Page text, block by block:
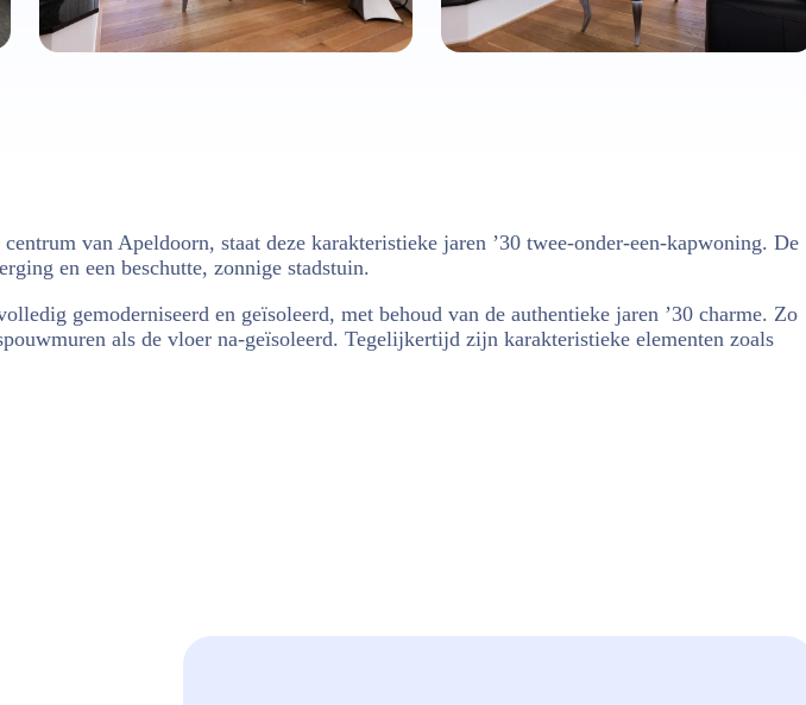
van Apeldoorn, staat deze karakteristieke jaren ’30 twee-onder-een-kapwoning. De
en een beschutte, zonnige stadstuin.
gemoderniseerd en geïsoleerd, met behoud van de authentieke jaren ’30 charme. Zo
als de vloer na-geïsoleerd. Tegelijkertijd zijn karakteristieke elementen zoals